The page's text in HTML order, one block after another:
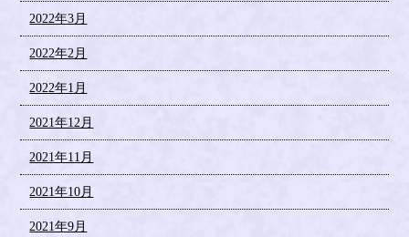
2022年3月
2022年2月
2022年1月
2021年12月
2021年11月
2021年10月
2021年9月